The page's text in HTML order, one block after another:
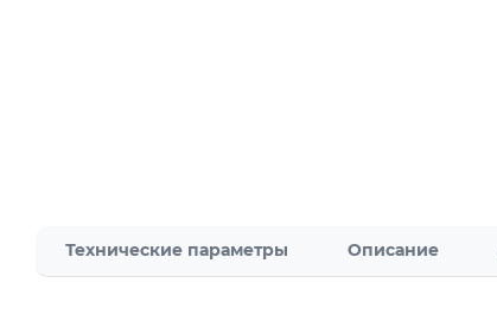
Технические параметры Описание